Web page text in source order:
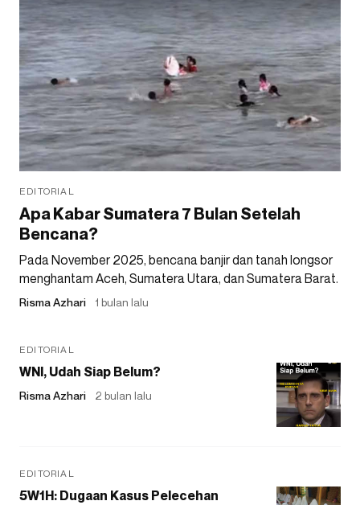
EDITORIAL
Apa Kabar Sumatera 7 Bulan Setelah
Bencana?
Pada November 2025, bencana banjir dan tanah longsor
menghantam Aceh, Sumatera Utara, dan Sumatera Barat.
Risma Azhari 1 bulan lalu
EDITORIAL
WNI, Udah Siap Belum?
Risma Azhari 2 bulan lalu
EDITORIAL
5W1H: Dugaan Kasus Pelecehan